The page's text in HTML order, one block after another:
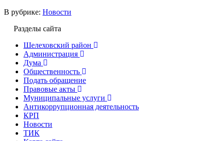
В рубрике: Новости
Разделы сайта
Шелеховский район
Администрация
Дума
Общественность
Подать обращение
Правовые акты
Муниципальные услуги
Антикоррупционная деятельность
КРП
Новости
ТИК